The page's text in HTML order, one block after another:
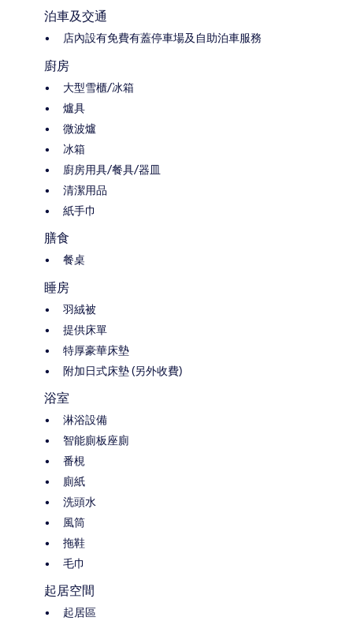
泊車及交通
店內設有免費有蓋停車場及自助泊車服務
廚房
大型雪櫃/冰箱
爐具
微波爐
冰箱
廚房用具/餐具/器皿
清潔用品
紙手巾
膳食
餐桌
睡房
羽絨被
提供床單
特厚豪華床墊
附加日式床墊 (另外收費)
浴室
淋浴設備
智能廁板座廁
番梘
廁紙
洗頭水
風筒
拖鞋
毛巾
起居空間
起居區